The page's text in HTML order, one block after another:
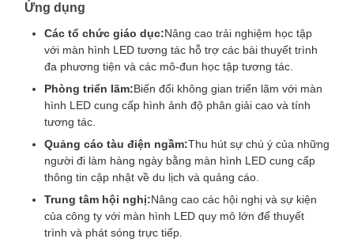
Ứng dụng
Các tổ chức giáo dục:Nâng cao trải nghiệm học tập
với màn hình LED tương tác hỗ trợ các bài thuyết trình
đa phương tiện và các mô-đun học tập tương tác.
Phòng triển lãm:Biến đổi không gian triển lãm với màn
hình LED cung cấp hình ảnh độ phân giải cao và tính
tương tác.
Quảng cáo tàu điện ngầm:Thu hút sự chú ý của những
người đi làm hàng ngày bằng màn hình LED cung cấp
thông tin cập nhật về du lịch và quảng cáo.
Trung tâm hội nghị:Nâng cao các hội nghị và sự kiện
của công ty với màn hình LED quy mô lớn để thuyết
trình và phát sóng trực tiếp.